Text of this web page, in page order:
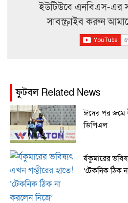
ইউটিউবে এনবিএস-এর
সাবস্ক্রাইব করুন
ফুটবল Related News
ঈদের পর জমে
ডিপিএল
র্যকুমারের
‘টেকনিক ঠিক